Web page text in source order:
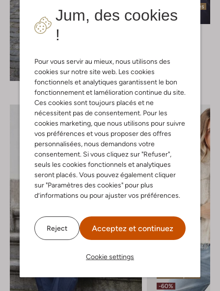
Jum, des cookies
!
Pour vous servir au mieux, nous utilisons des
cookies sur notre site web. Les cookies
fonctionnels et analytiques garantissent le bon
fonctionnement et lamélioration continue du site.
Ces cookies sont toujours placés et ne
nécessitent pas de consentement. Pour les
cookies marketing, que nous utilisons pour suivre
vos préférences et vous proposer des offres
personnalisées, nous demandons votre
consentement. Si vous cliquez sur "Refuser",
seuls les cookies fonctionnels et analytiques
seront placés. Vous pouvez également cliquer
sur "Paramètres des cookies" pour plus
d’informations ou pour ajuster vos préférences.
Reject Acceptez et continuez
Cookie settings
Découvrez le look
Dernières pièces
-60%